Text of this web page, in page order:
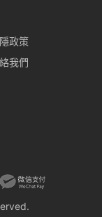
政策
我們